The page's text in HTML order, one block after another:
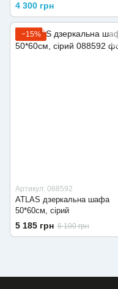
4 300 грн
−15%
Артикул: 088592
ATLAS дзеркальна шафа
50*60см, сірий
5 185 грн 6 100 грн